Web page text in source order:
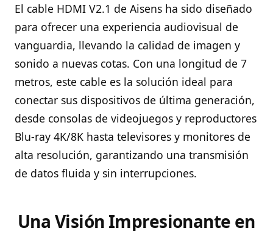
El cable HDMI V2.1 de Aisens ha sido diseñado
para ofrecer una experiencia audiovisual de
vanguardia, llevando la calidad de imagen y
sonido a nuevas cotas. Con una longitud de 7
metros, este cable es la solución ideal para
conectar sus dispositivos de última generación,
desde consolas de videojuegos y reproductores
Blu-ray 4K/8K hasta televisores y monitores de
alta resolución, garantizando una transmisión
de datos fluida y sin interrupciones.
Una Visión Impresionante en